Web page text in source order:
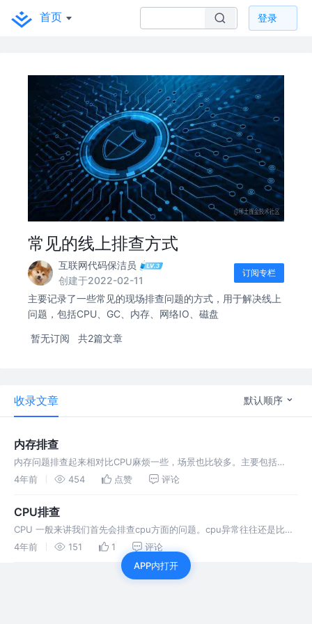
首页 登录
常见的线上排查方式
互联网代码保洁员
创建于2022-02-11
订阅专栏
主要记录了一些常见的现场排查问题的方式，用于解决线上
问题，包括CPU、GC、内存、网络IO、磁盘
暂无订阅 共2篇文章
收录文章 默认顺序
内存排查
内存问题排查起来相对比CPU麻烦一些，场景也比较多。主要包括
OOM、GC问题和堆外内存。一般来讲，我们会先用free命令先来检查
表象上主
4年前 454 点赞 评论
CPU排查
CPU 一般来讲我们首先会排查cpu方面的问题。cpu异常往往还是比较
好定位的。原因包括业务逻辑问题(死循环)、频繁gc以及上下文切换过
多。而最常见的往往是业务逻辑(或者框架逻辑)导致的，可以使用js
4年前 151 1
评论
APP内打开